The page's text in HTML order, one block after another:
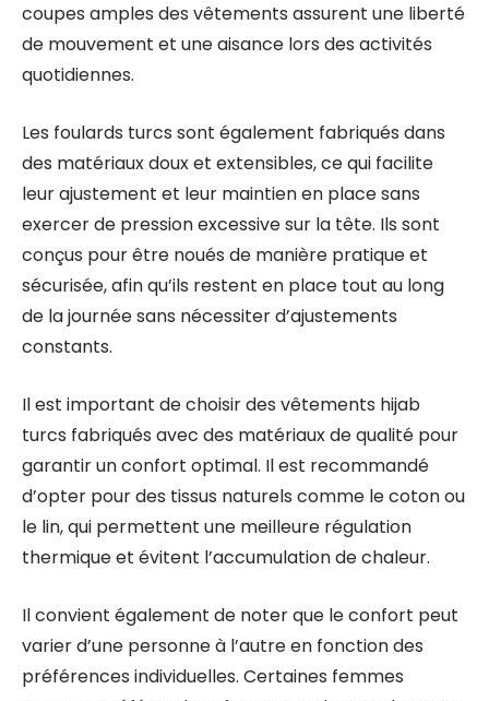
coupes amples des vêtements assurent une liberté
de mouvement et une aisance lors des activités
quotidiennes.
Les foulards turcs sont également fabriqués dans
des matériaux doux et extensibles, ce qui facilite
leur ajustement et leur maintien en place sans
exercer de pression excessive sur la tête. Ils sont
conçus pour être noués de manière pratique et
sécurisée, afin qu’ils restent en place tout au long
de la journée sans nécessiter d’ajustements
constants.
Il est important de choisir des vêtements hijab
turcs fabriqués avec des matériaux de qualité pour
garantir un confort optimal. Il est recommandé
d’opter pour des tissus naturels comme le coton ou
le lin, qui permettent une meilleure régulation
thermique et évitent l’accumulation de chaleur.
Il convient également de noter que le confort peut
varier d’une personne à l’autre en fonction des
préférences individuelles. Certaines femmes